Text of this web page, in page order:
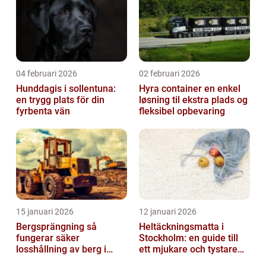
04 februari 2026
Hunddagis i sollentuna:
en trygg plats för din
fyrbenta vän
02 februari 2026
Hyra container en enkel
løsning til ekstra plads og
fleksibel opbevaring
15 januari 2026
Bergsprängning så
fungerar säker
losshållning av berg i
12 januari 2026
Heltäckningsmatta i
Stockholm: en guide till
ett mjukare och tystare